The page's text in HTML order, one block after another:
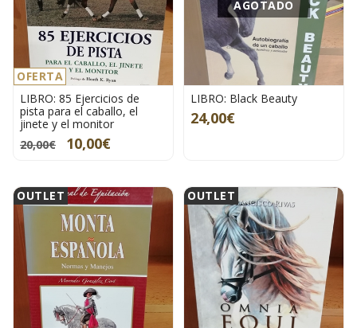
OFERTA
LIBRO: 85 Ejercicios de
pista para el caballo, el
jinete y el monitor
20,00€
10,00€
AGOTADO
LIBRO: Black Beauty
24,00€
OUTLET OUTLET